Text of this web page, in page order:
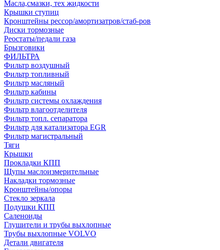
Масла,смазки, тех жидкости
Крышки ступиц
Кронштейны рессор/амортизатров/стаб-ров
Диски тормозные
Реостаты/педали газа
Брызговики
ФИЛЬТРА
Фильтр воздушный
Фильтр топливный
Фильтр масляный
Фильтр кабины
Фильтр системы охлаждения
Фильтр влагоотделителя
Фильтр топл. сепаратора
Фильтр для катализатора EGR
Фильтр магистральный
Тяги
Крышки
Прокладки КПП
Щупы маслоизмерительные
Накладки тормозные
Кронштейны/опоры
Стекло зеркала
Подушки КПП
Саленоиды
Глушители и трубы выхлопные
Трубы выхлопные VOLVO
Детали двигателя